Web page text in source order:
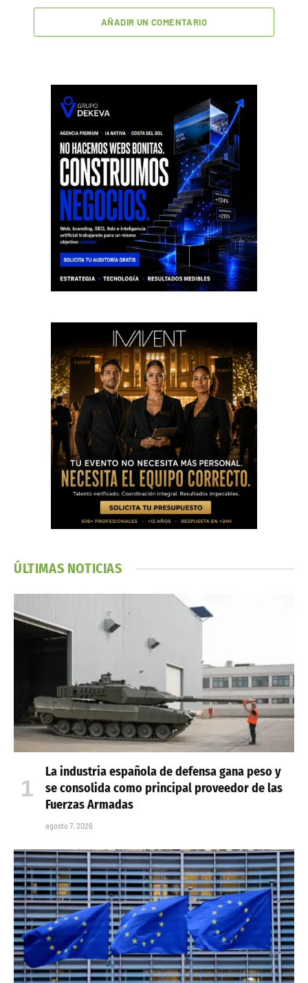
AÑADIR UN COMENTARIO
ÚLTIMAS NOTICIAS
La industria española de defensa gana peso y
se consolida como principal proveedor de las
Fuerzas Armadas
agosto 7, 2026